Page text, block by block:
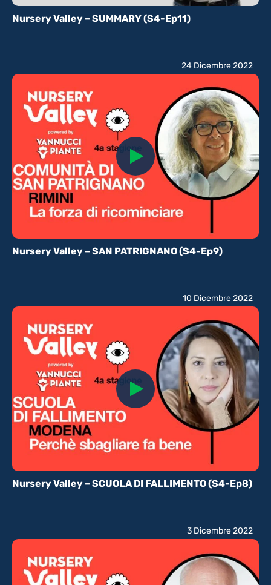
Nursery Valley – SUMMARY (S4-Ep11)
Nursery Valley – SAN PATRIGNANO (S4-Ep9)
24 Dicembre 2022
Nursery Valley – SCUOLA DI FALLIMENTO (S4-Ep8)
10 Dicembre 2022
3 Dicembre 2022